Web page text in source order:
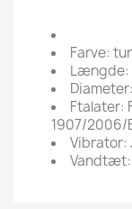
Farve:
Længde:
Ftalater:
1907/2006/
Vibrator:
Vandtæt: